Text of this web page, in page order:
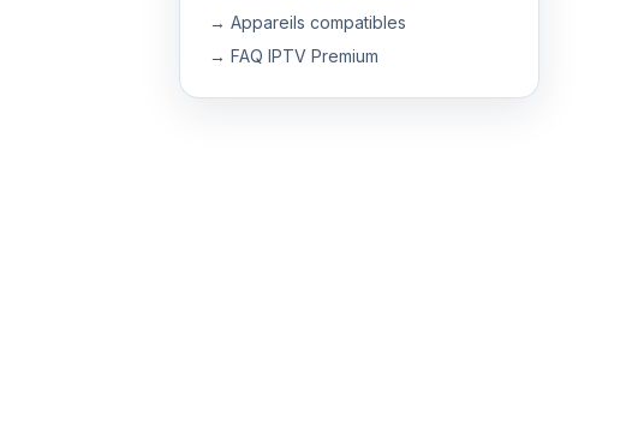
→ Appareils compatibles
→ FAQ IPTV Premium